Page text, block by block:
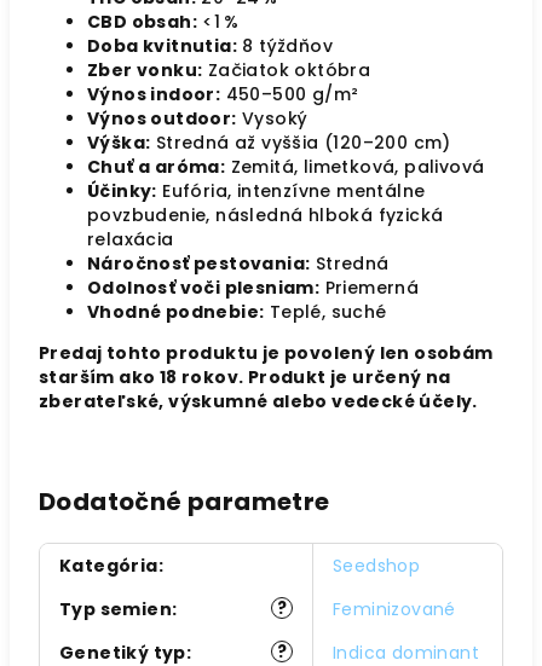
CBD obsah: <1 %
Doba kvitnutia: 8 týždňov
Zber vonku: Začiatok októbra
Výnos indoor: 450–500 g/m²
Výnos outdoor: Vysoký
Výška: Stredná až vyššia (120–200 cm)
Chuť a aróma: Zemitá, limetková, palivová
Účinky: Eufória, intenzívne mentálne
povzbudenie, následná hlboká fyzická
relaxácia
Náročnosť pestovania: Stredná
Odolnosť voči plesniam: Priemerná
Vhodné podnebie: Teplé, suché
Predaj tohto produktu je povolený len osobám
starším ako 18 rokov. Produkt je určený na
zberateľské, výskumné alebo vedecké účely.
Dodatočné parametre
Kategória:
Seedshop
?
Typ semien:
Feminizované
?
Genetiký typ:
Indica dominant